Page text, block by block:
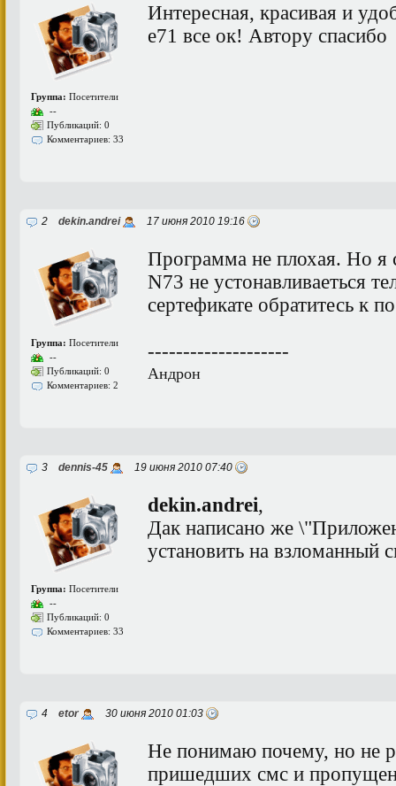
Группа: Посетители
--
Публикаций: 0
Комментариев: 33
Интересная, красивая и
е71 все ок! Автору спасибо
2 dekin.andrei 17 июня 2010 19:16
Группа: Посетители
--
Публикаций: 0
Комментариев: 2
Программа не плохая. Но я
N73 не устонавливаеться
сертефикате обратитесь к
--------------------
Андрон
3 dennis-45 19 июня 2010 07:40
Группа: Посетители
--
Публикаций: 0
Комментариев: 33
dekin.andrei,
Дак написано же
установить на взломанный
4 etor 30 июня 2010 01:03
Не понимаю почему, но не
пришедших смс и